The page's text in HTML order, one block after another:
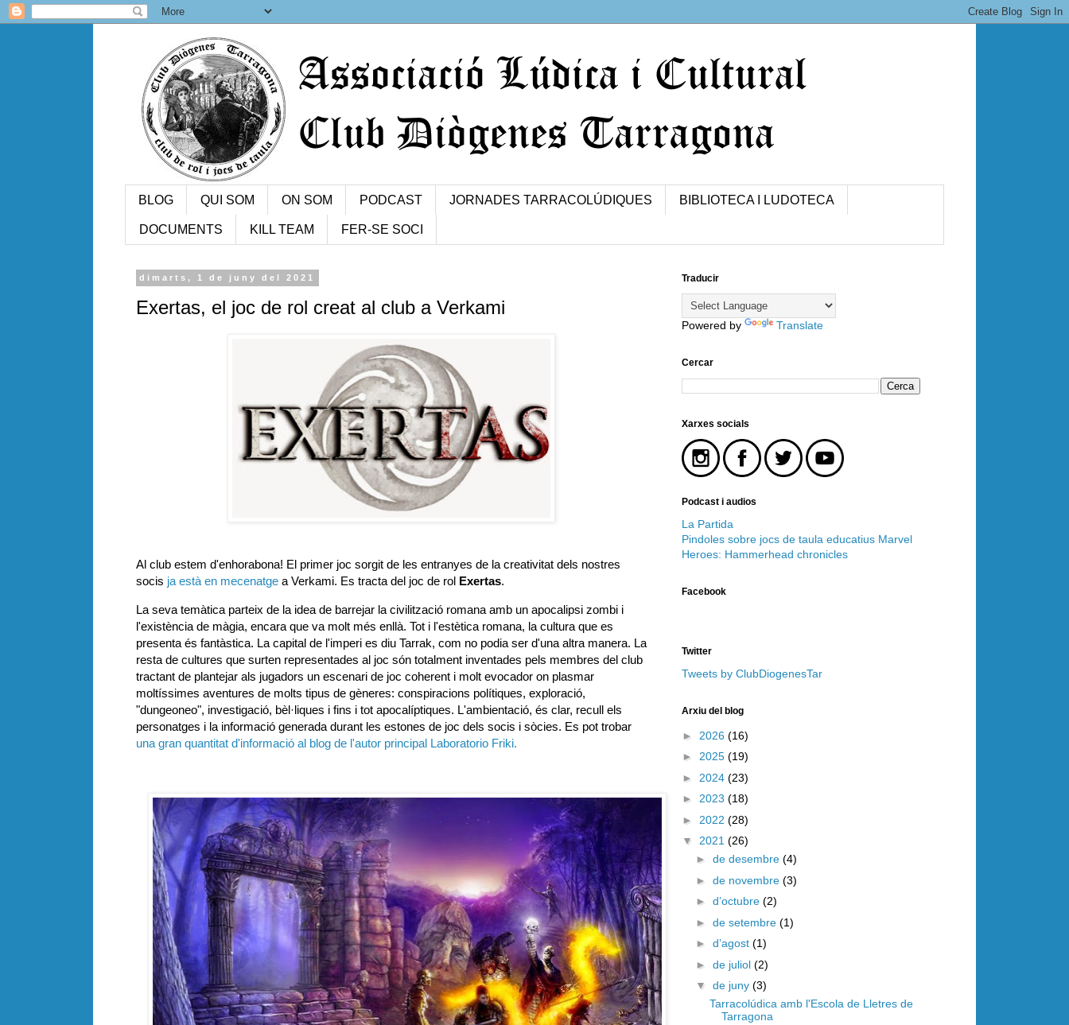
BLOG QUI SOM ON SOM PODCAST JORNADES TARRACOLÚDIQUES BIBLIOTECA I LUDOTECA
DOCUMENTS KILL TEAM FER-SE SOCI
dimarts, 1 de juny del 2021
Exertas, el joc de rol creat al club a Verkami
Al club estem d'enhorabona! El primer joc sorgit de les entranyes de la creativitat dels nostres
socis ja està en mecenatge a Verkami. Es tracta del joc de rol Exertas.
La seva temàtica parteix de la idea de barrejar la civilització romana amb un apocalipsi zombi i
l'existència de màgia, encara que va molt més enllà. Tot i l'estètica romana, la cultura que es
presenta és fantàstica. La capital de l'imperi es diu Tarrak, com no podia ser d'una altra manera. La
resta de cultures que surten representades al joc són totalment inventades pels membres del club
tractant de plantejar als jugadors un escenari de joc coherent i molt evocador on plasmar
moltíssimes aventures de molts tipus de gèneres: conspiracions polítiques, exploració,
"dungeoneo", investigació, bèl·liques i fins i tot apocalíptiques. L'ambientació, és clar, recull els
personatges i la informació generada durant les estones de joc dels socis i sòcies. Es pot trobar
una gran quantitat d'informació al blog de l'autor principal Laboratorio Friki.
Traducir
Powered by Translate
Cercar
Xarxes socials
Podcast i audios
La Partida
Pindoles sobre jocs de taula educatius Marvel
Heroes: Hammerhead chronicles
Facebook
Twitter
Tweets by ClubDiogenesTar
Arxiu del blog
► 2026 (16)
► 2025 (19)
► 2024 (23)
► 2023 (18)
► 2022 (28)
▼ 2021 (26)
► de desembre (4)
► de novembre (3)
► d’octubre (2)
► de setembre (1)
► d’agost (1)
► de juliol (2)
▼ de juny (3)
Tarracolúdica amb l'Escola de Lletres de
Tarragona